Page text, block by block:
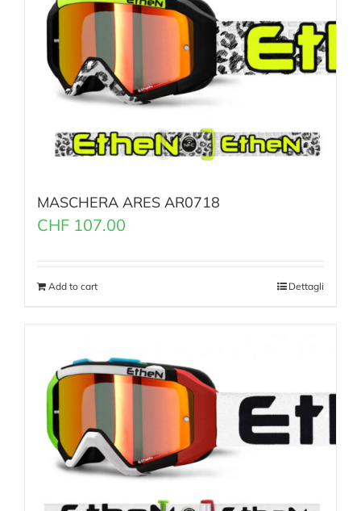
MASCHERA ARES AR0718
CHF 107.00
Add to cart Dettagli